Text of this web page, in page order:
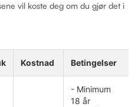
vil koste deg om du gjør det i
Kostnad Betingelser
- Minimum
18 år